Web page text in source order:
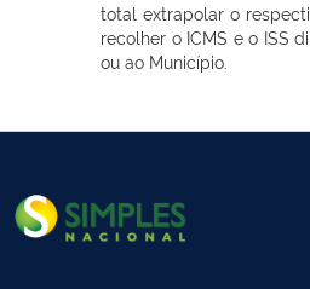
total extrapolar o
recolher o ICMS e o ISS
ou ao Município.